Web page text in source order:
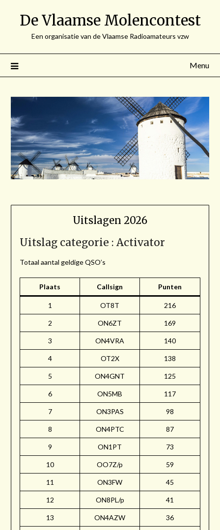
De Vlaamse Molencontest
Een organisatie van de Vlaamse Radioamateurs vzw
Menu
Uitslagen 2026
Uitslag categorie : Activator
Totaal aantal geldige QSO’s
Plaats Callsign Punten
1 OT8T 216
2 ON6ZT 169
3 ON4VRA 140
4 OT2X 138
5 ON4GNT 125
6 ON5MB 117
7 ON3PAS 98
8 ON4PTC 87
9 ON1PT 73
10 OO7Z/p 59
11 ON3FW 45
12 ON8PL/p 41
13 ON4AZW 36